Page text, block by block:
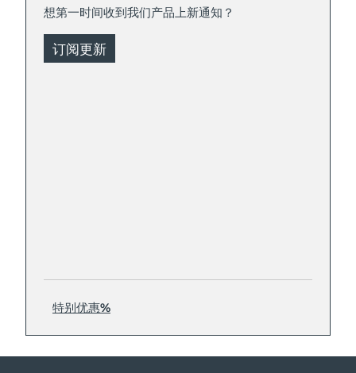
想第一时间收到我们产品上新通知？
订阅更新
特别优惠%